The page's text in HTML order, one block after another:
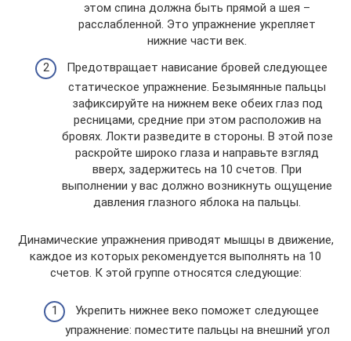
этом спина должна быть прямой а шея –
расслабленной. Это упражнение укрепляет
нижние части век.
Предотвращает нависание бровей следующее
статическое упражнение. Безымянные пальцы
зафиксируйте на нижнем веке обеих глаз под
ресницами, средние при этом расположив на
бровях. Локти разведите в стороны. В этой позе
раскройте широко глаза и направьте взгляд
вверх, задержитесь на 10 счетов. При
выполнении у вас должно возникнуть ощущение
давления глазного яблока на пальцы.
Динамические упражнения приводят мышцы в движение,
каждое из которых рекомендуется выполнять на 10
счетов. К этой группе относятся следующие:
Укрепить нижнее веко поможет следующее
упражнение: поместите пальцы на внешний угол